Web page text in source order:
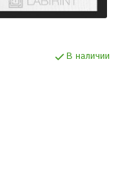
В наличии